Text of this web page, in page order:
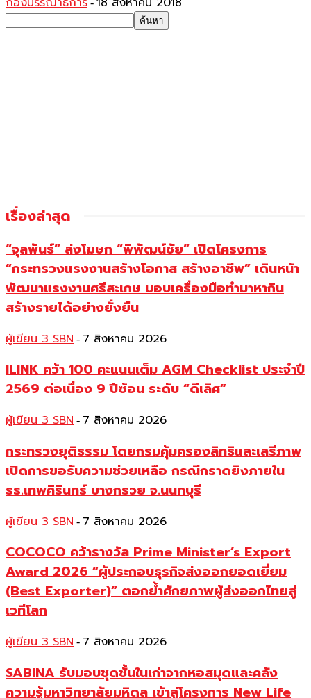
-
เรื่องล่าสุด
“จุลพันธ์” ส่งโฆษก “พิพัฒน์ชัย” เปิดโครงการ
“กระทรวงแรงงานสร้างโอกาส สร้างอาชีพ” เดินหน้า
พัฒนาแรงงานศรีสะเกษ มอบเครื่องมือทำมาหากิน
สร้างรายได้อย่างยั่งยืน
ผู้เขียน 3 SBN - 7 สิงหาคม 2026
ILINK คว้า 100 คะแนนเต็ม AGM Checklist ประจำปี
2569 ต่อเนื่อง 9 ปีซ้อน ระดับ “ดีเลิศ”
ผู้เขียน 3 SBN - 7 สิงหาคม 2026
กระทรวงยุติธรรม โดยกรมคุ้มครองสิทธิและเสรีภาพ
เปิดการขอรับความช่วยเหลือ กรณีกราดยิงภายใน
รร.เทพศิรินทร์ บางกรวย จ.นนทบุรี
ผู้เขียน 3 SBN - 7 สิงหาคม 2026
COCOCO คว้ารางวัล Prime Minister’s Export
Award 2026 “ผู้ประกอบธุรกิจส่งออกยอดเยี่ยม
(Best Exporter)” ตอกย้ำศักยภาพผู้ส่งออกไทยสู่
เวทีโลก
ผู้เขียน 3 SBN - 7 สิงหาคม 2026
SABINA รับมอบชุดชั้นในเก่าจากหอสมุดและคลัง
ความรู้มหาวิทยาลัยมหิดล เข้าสู่โครงการ New Life